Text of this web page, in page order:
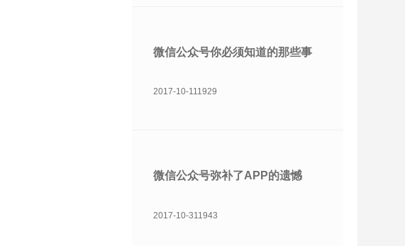
微信公众号你必须知道的那些事
2017-10-111929
微信公众号弥补了APP的遗憾
2017-10-31 1943